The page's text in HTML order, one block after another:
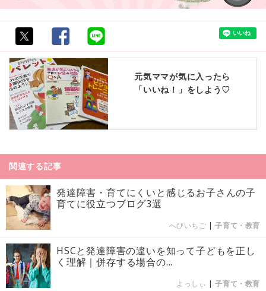
元気ママが気に入ったら
「いいね！」をしよう♡
関連する記事
発達障害・育てにくいと感じるお子さんの子
育てに役立つブログ3選
へびいちご |子育て・教育
HSCと発達障害の違いを知って子どもを正し
く理解｜併存する場合の...
よっしぃ |子育て・教育